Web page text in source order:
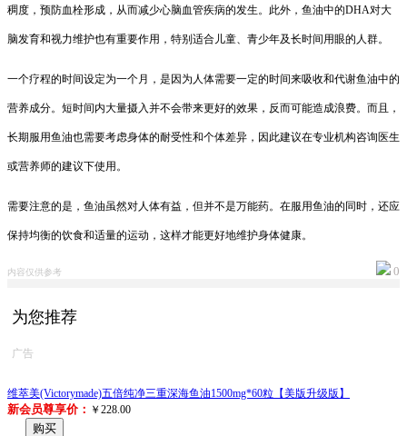
稠度，预防血栓形成，从而减少心脑血管疾病的发生。此外，鱼油中的DHA对大
脑发育和视力维护也有重要作用，特别适合儿童、青少年及长时间用眼的人群。
一个疗程的时间设定为一个月，是因为人体需要一定的时间来吸收和代谢鱼油中的
营养成分。短时间内大量摄入并不会带来更好的效果，反而可能造成浪费。而且，
长期服用鱼油也需要考虑身体的耐受性和个体差异，因此建议在专业机构咨询医生
或营养师的建议下使用。
需要注意的是，鱼油虽然对人体有益，但并不是万能药。在服用鱼油的同时，还应
保持均衡的饮食和适量的运动，这样才能更好地维护身体健康。
内容仅供参考 0
为您推荐
广告
维萃美(Victorymade)五倍纯净三重深海鱼油1500mg*60粒【美版升级版】
新会员尊享价： ￥228.00
购买